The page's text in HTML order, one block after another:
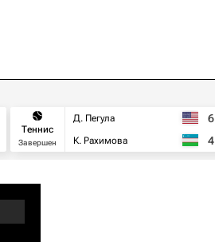
Теннис
Завершен
Д. Пегула
К. Рахимова
6
4